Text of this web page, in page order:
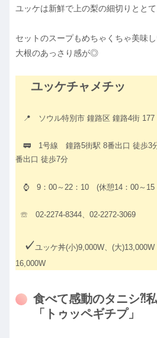
ユッケは新鮮で上の梨の細切りとと
セットのスープもめちゃくちゃ美味
大根のあっさり感が◎
ユッケチャメチッ
📍 ソウル特別市 鐘路区 鐘路4街
🚃 1号線 鐘路5街駅 8番出口 徒歩3
番出口 徒歩7分
⌚ 9：00～22：10 (休憩14：00～15
☏ 02-2274-8344、02-2272-3069
✓ユッケ丼(小)9,000W、(大
16,000W
食べて感動のタニシ⁈
「トゥッペギチプ」